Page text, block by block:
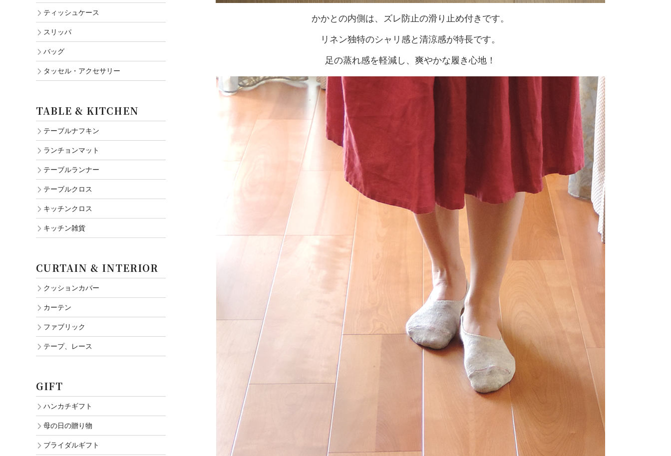
かかとの内側は、ズレ防止の滑り止め付きです。
リネン独特のシャリ感と清涼感が特長です。
足の蒸れ感を軽減し、爽やかな履き心地！
ティッシュケース
スリッパ
バッグ
タッセル・アクセサリー
TABLE & KITCHEN
テーブルナフキン
ランチョンマット
テーブルランナー
テーブルクロス
キッチンクロス
キッチン雑貨
CURTAIN & INTERIOR
クッションカバー
カーテン
ファブリック
テープ、レース
GIFT
ハンカチギフト
母の日の贈り物
ブライダルギフト